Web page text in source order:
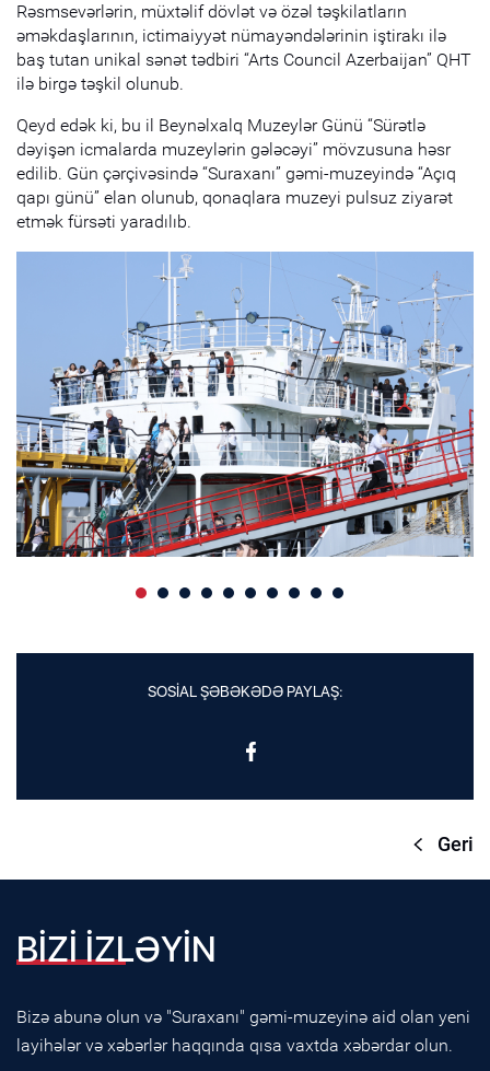
Rəsmsevərlərin, müxtəlif dövlət və özəl təşkilatların
əməkdaşlarının, ictimaiyyət nümayəndələrinin iştirakı ilə
baş tutan unikal sənət tədbiri “Arts Council Azerbaijan” QHT
ilə birgə təşkil olunub.
Qeyd edək ki, bu il Beynəlxalq Muzeylər Günü “Sürətlə
dəyişən icmalarda muzeylərin gələcəyi” mövzusuna həsr
edilib. Gün çərçivəsində “Suraxanı” gəmi-muzeyində “Açıq
qapı günü” elan olunub, qonaqlara muzeyi pulsuz ziyarət
etmək fürsəti yaradılıb.
SOSİAL ŞƏBƏKƏDƏ PAYLAŞ:
Geri
BİZİ İZLƏYİN
Bizə abunə olun və "Suraxanı" gəmi-muzeyinə aid olan yeni
layihələr və xəbərlər haqqında qısa vaxtda xəbərdar olun.